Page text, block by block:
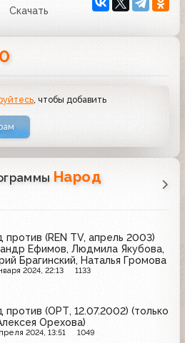
Скачать
0
, чтобы добавить
Народ
против (REN TV, апрель 2003)
Ефимов, Людмила Якубова,
Брагинский, Наталья Громова
2024, 22:13 1133
против (ОРТ, 12.07.2002) (только
Орехова)
2024, 13:51 1049